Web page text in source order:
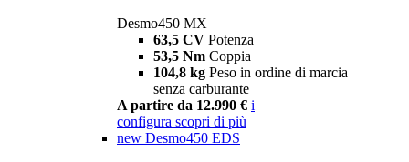
Desmo450 MX
63,5 CV Potenza
53,5 Nm Coppia
104,8 kg Peso in ordine di marcia
senza carburante
A partire da 12.990 € i
configura scopri di più
new Desmo450 EDS